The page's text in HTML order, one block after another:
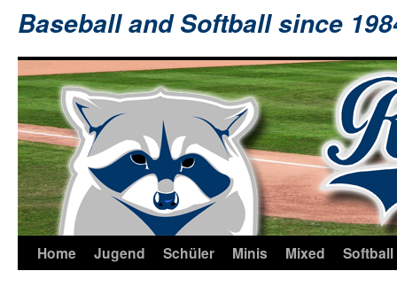
Baseball and Softball since
Home Jugend Schüler Minis Mixed Softball